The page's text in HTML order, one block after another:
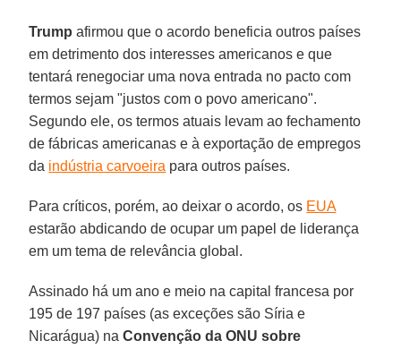
Trump afirmou que o acordo beneficia outros países
em detrimento dos interesses americanos e que
tentará renegociar uma nova entrada no pacto com
termos sejam "justos com o povo americano".
Segundo ele, os termos atuais levam ao fechamento
de fábricas americanas e à exportação de empregos
da indústria carvoeira para outros países.
Para críticos, porém, ao deixar o acordo, os EUA
estarão abdicando de ocupar um papel de liderança
em um tema de relevância global.
Assinado há um ano e meio na capital francesa por
195 de 197 países (as exceções são Síria e
Nicarágua) naConvenção da ONU sobre